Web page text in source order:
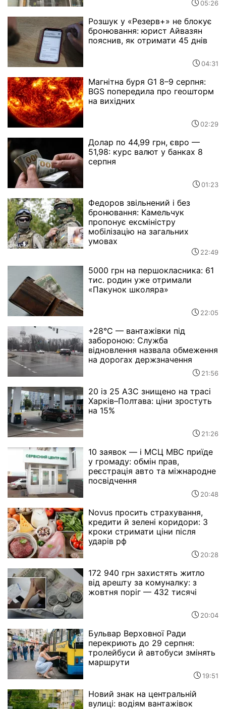
05:26
04:31
Розшук у «Резерв+» не блокує
бронювання: юрист Айвазян
пояснив, як отримати 45 днів
02:29
Магнітна буря G1 8–9 серпня:
BGS попередила про геошторм
на вихідних
01:23
Долар по 44,99 грн, євро —
51,98: курс валют у банках 8
серпня
22:49
Федоров звільнений і без
бронювання: Камельчук
пропонує ексміністру
мобілізацію на загальних
умовах
22:05
5000 грн на першокласника: 61
тис. родин уже отримали
«Пакунок школяра»
21:56
+28°C — вантажівки під
забороною: Служба
відновлення назвала обмеження
на дорогах держзначення
21:26
20 із 25 АЗС знищено на трасі
Харків–Полтава: ціни зростуть
на 15%
20:48
10 заявок — і МСЦ МВС приїде
у громаду: обмін прав,
реєстрація авто та міжнародне
посвідчення
20:28
Novus просить страхування,
кредити й зелені коридори: 3
кроки стримати ціни після
ударів рф
20:04
172 940 грн захистять житло
від арешту за комуналку: з
жовтня поріг — 432 тисячі
19:51
Бульвар Верховної Ради
перекриють до 29 серпня:
тролейбуси й автобуси змінять
маршрути
Новий знак на центральній
вулиці: водіям вантажівок